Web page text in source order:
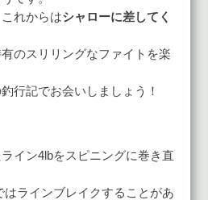
れからはシャローに差してく
のスリリングなファイトを楽
行記でお会いしましょう！
イン4lbをスピニングに巻き直
はラインブレイクすることがあ